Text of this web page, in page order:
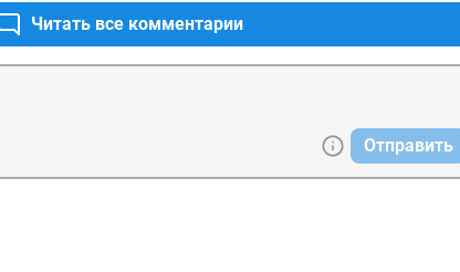
Читать все комментарии
Отправить